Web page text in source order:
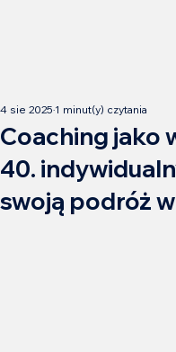
Coaching jako
40.
swoją podróż
4 sie 2025 1 minut(y) czytania